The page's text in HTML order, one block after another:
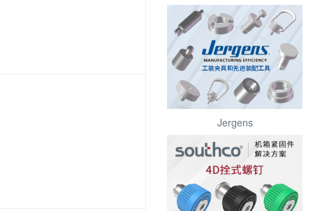
Jergens